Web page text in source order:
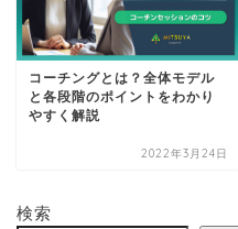
コーチングとは？全体モデル
と各段階のポイントをわかり
やすく解説
2022年3月24日
検索